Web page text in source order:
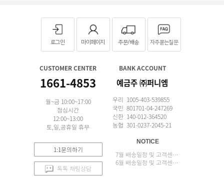
로그인 마이페이지 주문/배송 자주묻는질문
CUSTOMER CENTER
1661-4853
월~금 10:00~17:00
점심시간
12:00~13:00
토,일,공휴일 휴무
1:1문의하기
톡톡 채팅상담
BANK ACCOUNT
예금주 ㈜퍼니엠
우리 1005-403-539855
국민 801701-04-247269
신한 140-012-364520
농협 301-0237-2045-21
NOTICE
7월 배송일정 및 고객센터 업무 안내
6월 배송일정 및 고객센터 업무 안내